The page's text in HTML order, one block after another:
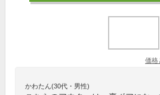
価格
かわたん(30代・男性)